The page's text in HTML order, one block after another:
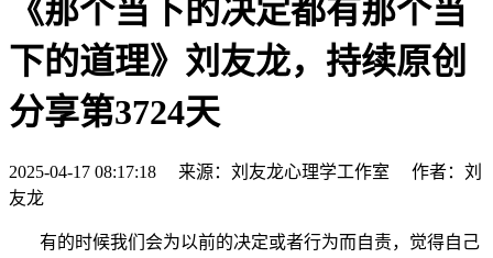
《那个当下的决定都有那个当
下的道理》刘友龙，持续原创
分享第3724天
2025-04-17 08:17:18 来源：刘友龙心理学工作室 作者：刘
友龙
有的时候我们会为以前的决定或者行为而自责，觉得自己